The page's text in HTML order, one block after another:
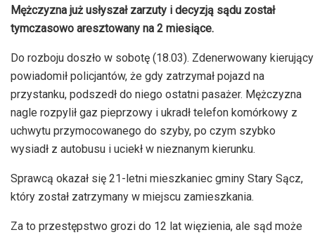
Mężczyzna już usłyszał zarzuty i decyzją sądu został
tymczasowo aresztowany na 2 miesiące.
Do rozboju doszło w sobotę (18.03). Zdenerwowany kierujący
powiadomił policjantów, że gdy zatrzymał pojazd na
przystanku, podszedł do niego ostatni pasażer. Mężczyzna
nagle rozpylił gaz pieprzowy i ukradł telefon komórkowy z
uchwytu przymocowanego do szyby, po czym szybko
wysiadł z autobusu i uciekł w nieznanym kierunku.
Sprawcą okazał się 21-letni mieszkaniec gminy Stary Sącz,
który został zatrzymany w miejscu zamieszkania.
Za to przestępstwo grozi do 12 lat więzienia, ale sąd może